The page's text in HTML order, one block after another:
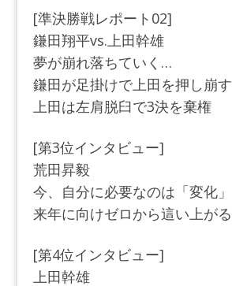
[準決勝戦レポート02]
鎌田翔平vs.上田幹雄
夢が崩れ落ちていく…
鎌田が足掛けで上田を押し崩す
上田は左肩脱臼で3決を棄権
[第3位インタビュー]
荒田昇毅
今、自分に必要なのは「変化」
来年に向けゼロから這い上がる
[第4位インタビュー]
上田幹雄